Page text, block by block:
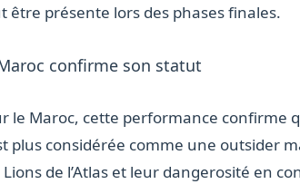
être présente lors des phases finales.
confirme son statut
le Maroc, cette performance confirme
plus considérée comme une outsider
Lions de l’Atlas et leur dangerosité en